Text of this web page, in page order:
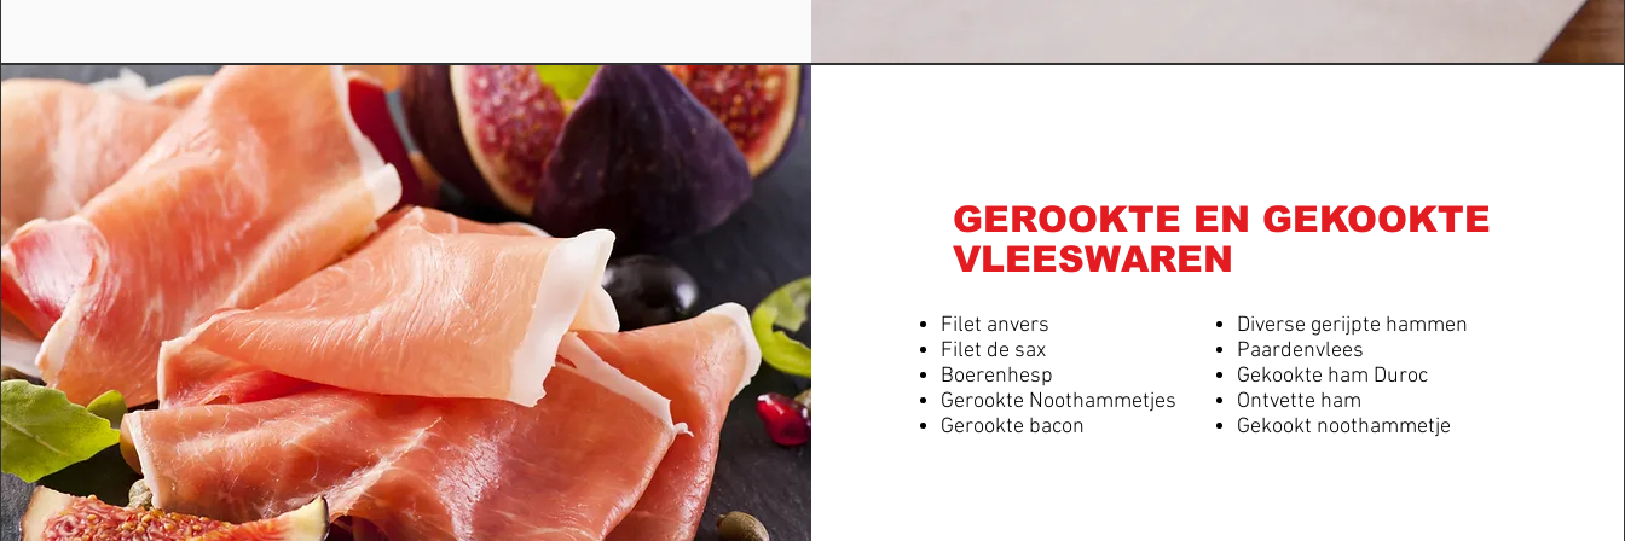
GEROOKTE EN GEKOOKTE
VLEESWAREN
Filet anvers
Filet de sax
Boerenhesp
Gerookte Noothammetjes
Gerookte bacon
Diverse gerijpte hammen
Paardenvlees
Gekookte ham Duroc
Ontvette ham
Gekookt noothammetje